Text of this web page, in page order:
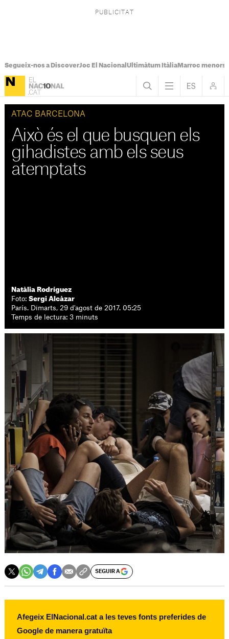
Segueix-nos a DiscoverJoc El Nacional Ultimàtum ItàliaMarroc menors
ATAC BARCELONA
Això és el que busquen els
gihadistes amb els seus
atemptats
Natàlia Rodríguez
Foto:Sergi Alcàzar
París. Dimarts, 29 d'agost de 2017. 05:25
Temps de lectura: 3 minuts
SEGUIR A
Afegeix ElNacional.cat a les teves fonts preferides de
Google de manera gratuïta